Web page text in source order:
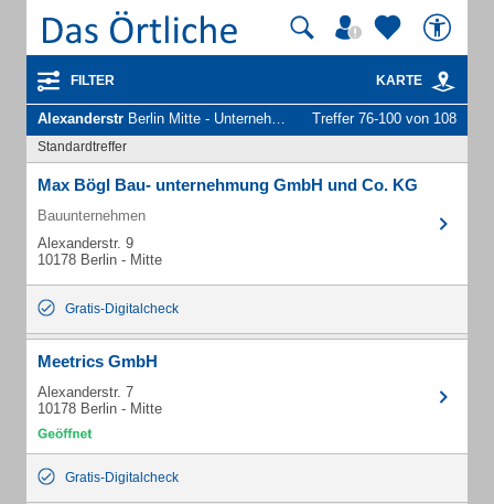
FILTER KARTE
Alexanderstr Berlin Mitte - Unternehmen und Personen Treffer 76-100 von 108
Standardtreffer
Max Bögl Bau- unternehmung GmbH und Co. KG
Bauunternehmen
Alexanderstr. 9
10178 Berlin - Mitte
Gratis-Digitalcheck
Meetrics GmbH
Alexanderstr. 7
10178 Berlin - Mitte
Gratis-Digitalcheck